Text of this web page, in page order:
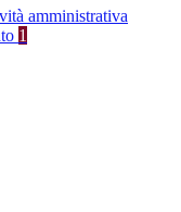
amministrativa
1